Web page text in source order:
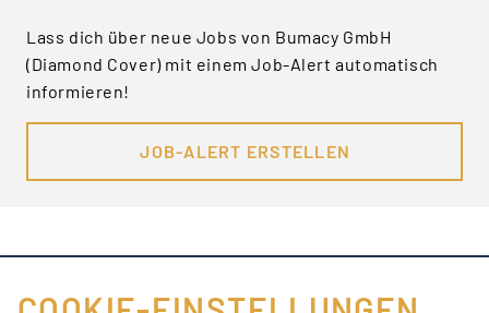
Lass dich über neue Jobs von Bumacy GmbH
(Diamond Cover) mit einem Job-Alert automatisch
informieren!
JOB-ALERT ERSTELLEN